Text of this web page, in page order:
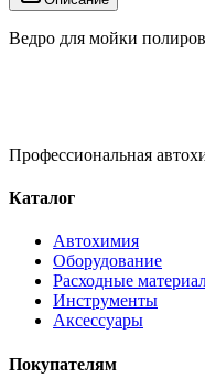
Ведро для мойки
Профессиональная
Каталог
Автохимия
Оборудование
Расходные
Инструменты
Аксессуары
Покупателям